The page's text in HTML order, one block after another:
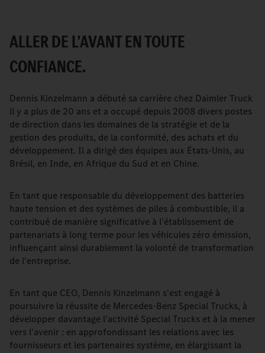
ALLER DE L'AVANT EN TOUTE
CONFIANCE.
Dennis Kinzelmann a débuté sa carrière chez Daimler Truck
il y a plus de 20 ans et a occupé depuis 2008 divers postes
de direction dans les domaines de la stratégie et de la
gestion des produits, de la conformité, des achats et du
développement. Il a dirigé des équipes aux États-Unis, au
Brésil, en Inde, en Afrique du Sud et en Chine.
En tant que responsable du développement des batteries
haute tension et des systèmes de piles à combustible, il a
contribué de manière significative à l'établissement de
partenariats à long terme pour les véhicules zéro émission,
influençant ainsi durablement la volonté de transformation
de l'entreprise.
En tant que CEO, Dennis Kinzelmann s'est engagé à
poursuivre la réussite de Mercedes-Benz Special Trucks, à
développer davantage l'activité Special Trucks et à la mener
vers l'avenir : en approfondissant les relations avec les
fournisseurs et les partenaires système, en élargissant la